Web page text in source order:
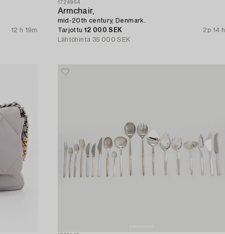
12 h 19m
1724964
Armchair,
mid-20th century, Denmark.
Tarjottu 12 000 SEK
2p 14 h
Lähtöhinta 35 000 SEK